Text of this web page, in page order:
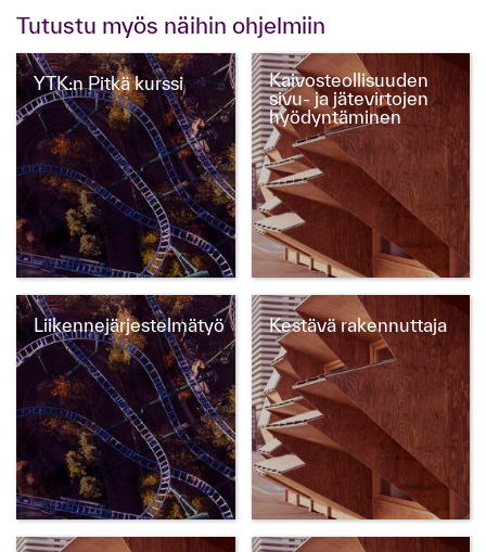
Tutustu myös näihin ohjelmiin
YTK:n Pitkä kurssi
​Kaivosteollisuuden
sivu- ja jätevirtojen
hyödyntäminen​
Liikennejärjestelmätyö Kestävä rakennuttaja